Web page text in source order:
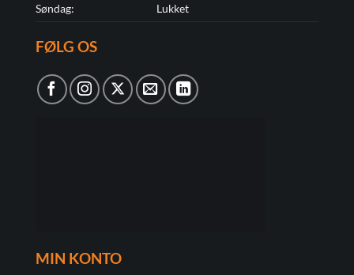
Søndag:
Lukket
FØLG OS
MIN KONTO